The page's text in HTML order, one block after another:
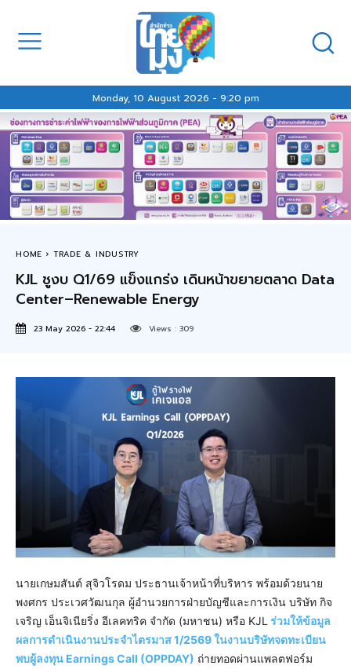
Monday, 10 August 2026 - 9:20 pm
HOME TRADE & INDUSTRY
KJL ชูงบ Q1/69 แข็งแกร่ง เดินหน้าขยายตลาด Data
Center–Renewable Energy
23 May 2026 - 22:44 Views : 309
นายเกษมสันต์ สุจิวโรดม ประธานเจ้าหน้าที่บริหาร พร้อมด้วยนาย
พงศกร ประเวศวัฒนกุล ผู้อำนวยการฝ่ายบัญชีและการเงิน บริษัท กิจ
เจริญ เอ็นจิเนียริ่ง อีเลคทริค จำกัด (มหาชน) หรือ KJL ร่วมให้ข้อมูล
ผลการดำเนินงานประจำไตรมาส 1/2569 ในงานบริษัทจดทะเบียน
พบผู้ลงทุน Earnings Call (OPPDAY) ถ่ายทอดผ่านแพลตฟอร์ม